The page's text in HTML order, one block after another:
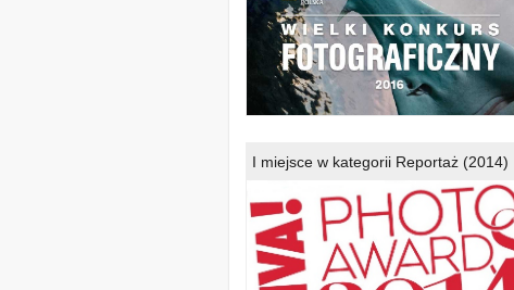
I miejsce w kategorii Reportaż (2014)